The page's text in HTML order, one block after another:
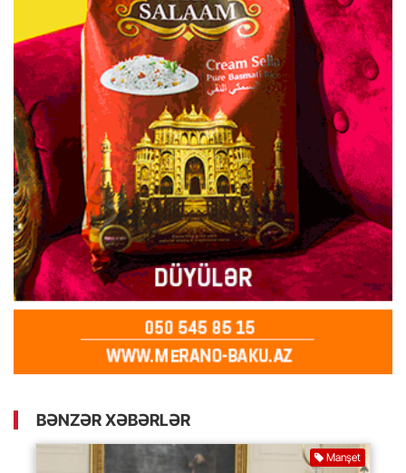
BƏNZƏR XƏBƏRLƏR
Manşet